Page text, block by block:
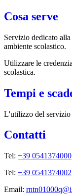
Cosa serve
Servizio dedicato
ambiente scolastico.
Utilizzare le
scolastica.
Tempi e
L'utilizzo del servizio
Contatti
Tel: +39 0541374000
Tel: +39 0541374002
Email: